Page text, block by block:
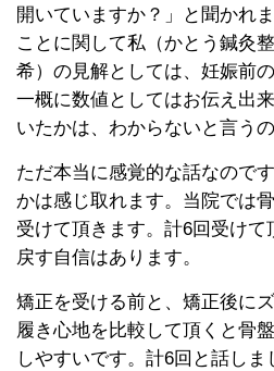
開いていますか？」と聞かれ
ことに関して私（かとう鍼灸
希）の見解としては、妊娠前
一概に数値としてはお伝え出
いたかは、わからないと言う
ただ本当に感覚的な話なので
かは感じ取れます。当院では
受けて頂きます。計6回受けて
戻す自信はあります。
矯正を受ける前と、矯正後に
履き心地を比較して頂くと骨
しやすいです。計6回と話しま